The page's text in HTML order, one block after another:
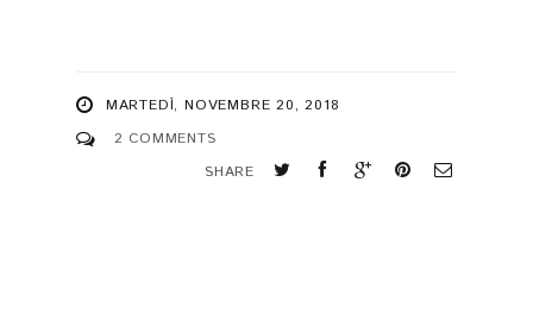
MARTEDÌ, NOVEMBRE 20, 2018
2 COMMENTS
SHARE